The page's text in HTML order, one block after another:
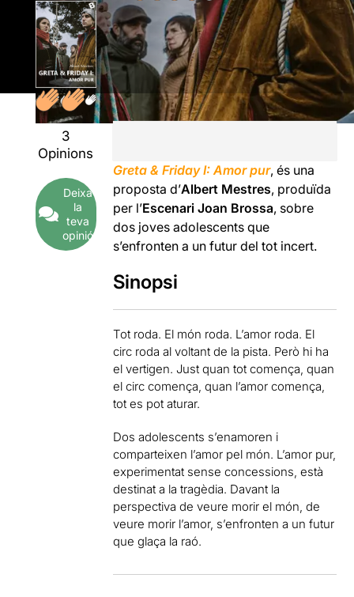
3
Opinions
Deixa
la
teva
opinió
Greta & Friday I: Amor pur, és una
proposta d’Albert Mestres, produïda
per l’Escenari Joan Brossa, sobre
dos joves adolescents que
s’enfronten a un futur del tot incert.
Sinopsi
Tot roda. El món roda. L’amor roda. El
circ roda al voltant de la pista. Però hi ha
el vertigen. Just quan tot comença, quan
el circ comença, quan l’amor comença,
tot es pot aturar.
Dos adolescents s’enamoren i
comparteixen l’amor pel món. L’amor pur,
experimentat sense concessions, està
destinat a la tragèdia. Davant la
perspectiva de veure morir el món, de
veure morir l’amor, s’enfronten a un futur
que glaça la raó.